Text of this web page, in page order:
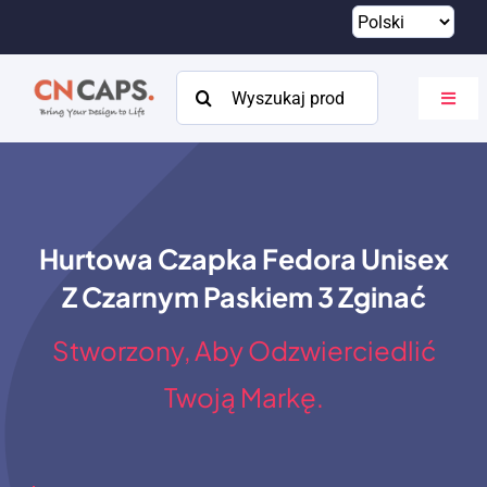
treści
Szukaj:
Katalog
Hurtowa Czapka Fedora Unisex
Z Czarnym Paskiem 3 Zginać
Stworzony, Aby Odzwierciedlić
Twoją Markę.